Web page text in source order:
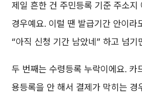
제일 흔한 건 주민등록 기준 주소지
경우예요. 이럴 땐 발급기간 안이라
“아직 신청 기간 남았네” 하고 넘기
두 번째는 수령등록 누락이에요. 카
용등록을 안 해서 결제가 막히는 경